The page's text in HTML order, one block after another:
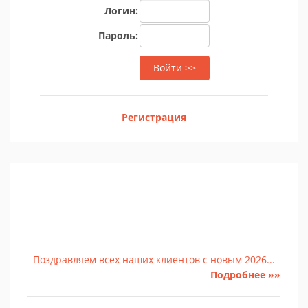
Логин:
Пароль:
Регистрация
Поздравляем всех наших клиентов с новым 2026...
Подробнее »»